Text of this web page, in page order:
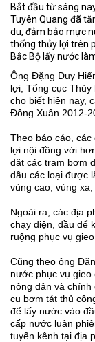
Bắt đầu từ sáng
Tuyên Quang đã
du, đảm bảo mực
thống thủy lợi trên
Bắc Bộ lấy nước
Ông Đặng Duy
lợi, Tổng cục Thủy
cho biết hiện nay,
Đông Xuân 2012-
Theo báo cáo,
lợi nội đồng với
đặt các trạm bơm
dầu các loại được
vùng cao, vùng
Ngoài ra, các địa
chạy điện, dầu để
ruộng phục vụ gieo
Cũng theo ông
nước phục vụ gieo
nông dân và
cụ bơm tát thủ
để lấy nước vào
cấp nước luân
tuyến kênh tại địa